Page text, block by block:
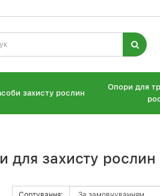
захисту рослин
Опори для
для захисту рослин